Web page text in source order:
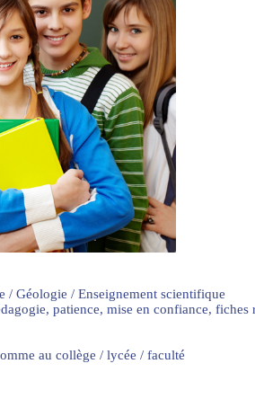
/ Géologie / Enseignement scientifique
patience, mise en confiance, fiches
au collège / lycée / faculté